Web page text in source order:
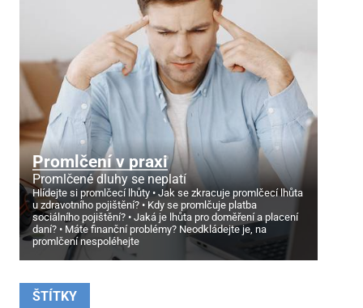
Promlčení v praxi
Promlčené dluhy se neplatí
Hlídejte si promlčecí lhůty
Jak se zkracuje promlčecí lhůta
u zdravotního pojištění?
Kdy se promlčuje platba
sociálního pojištění?
Jaká je lhůta pro doměření a placení
daní?
Máte finanční problémy? Neodkládejte je, na
promlčení nespoléhejte
ŠTÍTKY